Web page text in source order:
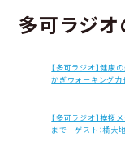
多可ラジ
【多可ラジオ】健康
かぎウォーキング力
【多可ラジオ】挨拶
まで ゲスト：橘大